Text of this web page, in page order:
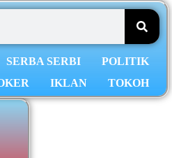
SERBA SERBI
POLITIK
IKLAN TOKOH